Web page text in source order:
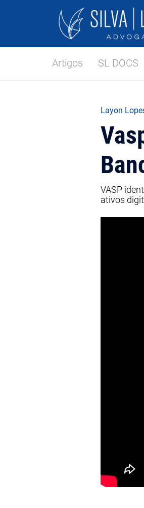
Artigos SL DOCS
Layon
VASP
ativos